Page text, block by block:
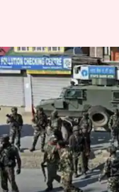
कश्मीर में
जवानों की
उड़ानों की
लेखन प्रमोद कुमार Aug 03,
क्या है खबर?